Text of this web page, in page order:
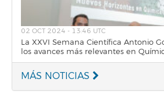
02 OCT 2024 - 13:46 UTC
La XXVI Semana Científica Antonio
los avances más relevantes en
MÁS NOTICIAS